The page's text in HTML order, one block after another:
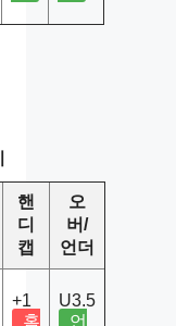
핸
디
캡
오
버/
언더
+1
홈
U3.5
언